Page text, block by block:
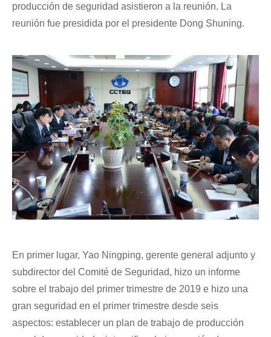
producción de seguridad asistieron a la reunión. La
reunión fue presidida por el presidente Dong Shuning.
En primer lugar, Yao Ningping, gerente general adjunto y
subdirector del Comité de Seguridad, hizo un informe
sobre el trabajo del primer trimestre de 2019 e hizo una
gran seguridad en el primer trimestre desde seis
aspectos: establecer un plan de trabajo de producción